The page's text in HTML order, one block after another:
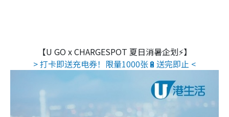
【U GO x CHARGESPOT 夏日消暑企划⚡】
> 打卡即送充电券！限量1000张🔋送完即止 <